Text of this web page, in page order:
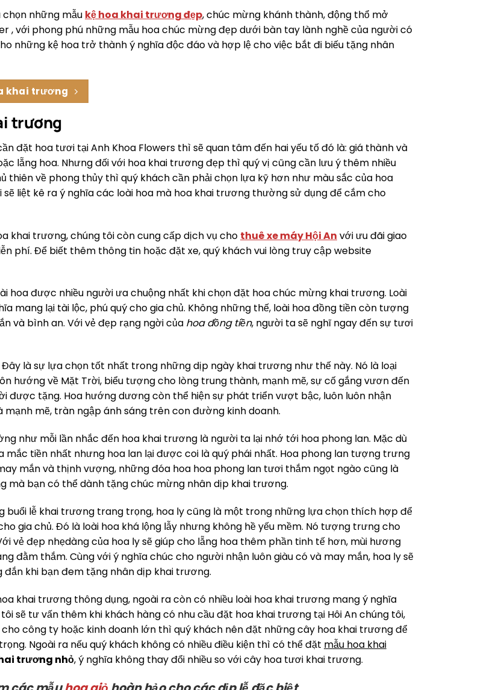
những mẫu kệ hoa khai trương đẹp, chúc mừng khánh thành, động thổ mở
, với phong phú những mẫu hoa chúc mừng đẹp dưới bàn tay lành nghề của người có
những kệ hoa trở thành ý nghĩa độc đáo và hợp lệ cho việc bắt đi biếu tặng nhân
khai trương
trương
đặt hoa tươi tại Anh Khoa Flowers thì sẽ quan tâm đến hai yếu tố đó là: giá thành và
lẵng hoa. Nhưng đối với hoa khai trương đẹp thì quý vị cũng cần lưu ý thêm nhiều
thiên về phong thủy thì quý khách cần phải chọn lựa kỹ hơn như màu sắc của hoa
sẽ liệt kê ra ý nghĩa các loài hoa mà hoa khai trương thường sử dụng để cắm cho
khai trương, chúng tôi còn cung cấp dịch vụ cho thuê xe máy Hội An với ưu đãi giao
phí. Để biết thêm thông tin hoặc đặt xe, quý khách vui lòng truy cập website
hoa được nhiều người ưa chuộng nhất khi chọn đặt hoa chúc mừng khai trương. Loài
mang lại tài lộc, phú quý cho gia chủ. Không những thế, loài hoa đồng tiền còn tượng
và bình an. Với vẻ đẹp rạng ngời của hoa đồng tiền, người ta sẽ nghĩ ngay đến sự tươi
là sự lựa chọn tốt nhất trong những dịp ngày khai trương như thế này. Nó là loại
hướng về Mặt Trời, biểu tượng cho lòng trung thành, mạnh mẽ, sự cố gắng vươn đến
được tặng. Hoa hướng dương còn thể hiện sự phát triển vượt bậc, luôn luôn nhận
mẽ, tràn ngập ánh sáng trên con đường kinh doanh.
như mỗi lần nhắc đến hoa khai trương là người ta lại nhớ tới hoa phong lan. Mặc dù
mắc tiền nhất nhưng hoa lan lại được coi là quý phái nhất. Hoa phong lan tượng trưng
mắn và thịnh vượng, những đóa hoa hoa phong lan tươi thắm ngọt ngào cũng là
mà bạn có thể dành tặng chúc mừng nhân dịp khai trương.
buổi lễ khai trương trang trọng, hoa ly cũng là một trong những lựa chọn thích hợp để
gia chủ. Đó là loài hoa khá lộng lẫy nhưng không hề yếu mềm. Nó tượng trưng cho
vẻ đẹp nhẹdàng của hoa ly sẽ giúp cho lẵng hoa thêm phần tinh tế hơn, mùi hương
đằm thắm. Cùng với ý nghĩa chúc cho người nhận luôn giàu có và may mắn, hoa ly sẽ
đắn khi bạn đem tặng nhân dịp khai trương.
khai trương thông dụng, ngoài ra còn có nhiều loài hoa khai trương mang ý nghĩa
sẽ tư vấn thêm khi khách hàng có nhu cầu đặt hoa khai trương tại Hôi An chúng tôi,
công ty hoặc kinh doanh lớn thì quý khách nên đặt những cây hoa khai trương để
Ngoài ra nếu quý khách không có nhiều điều kiện thì có thể đặt mẫu hoa khai
trương nhỏ, ý nghĩa không thay đổi nhiều so với cây hoa tươi khai trương.